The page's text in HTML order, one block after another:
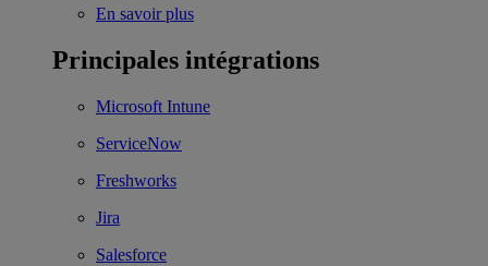
En savoir plus
Principales intégrations
Microsoft Intune
ServiceNow
Freshworks
Jira
Salesforce